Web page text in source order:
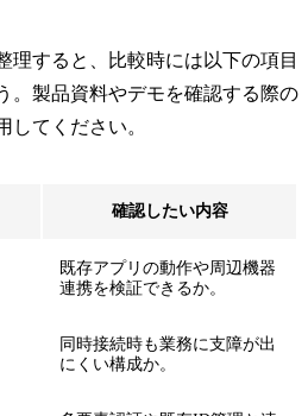
理すると、比較時には以下の項目
。製品資料やデモを確認する際の
してください。
確認したい内容
既存アプリの動作や周辺機器
連携を検証できるか。
同時接続時も業務に支障が出
にくい構成か。